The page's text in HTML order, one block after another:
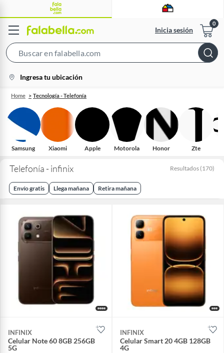
Inicia sesión
Bar
location-
icon
Ingresa tu ubicación
Home Tecnología - Telefonía
Samsung Xiaomi Apple Motorola Honor Zte
Telefonía - infinix Resultados (170)
Envío gratis Llega mañana Retira mañana
INFINIX
Celular Note 60 8GB 256GB
5G
INFINIX
Celular Smart 20 4GB 128GB
4G